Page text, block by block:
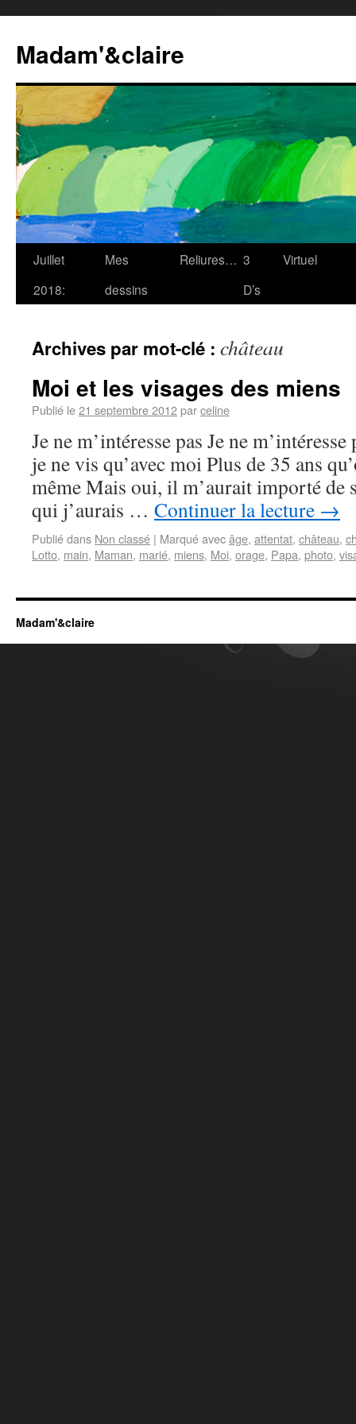
Madam'&claire
Juillet
2018:
Mes
dessins
Reliures… 3
D’s
Virtuel
Archives par mot-clé : château
Moi et les visages des miens
Publié le21 septembre 2012parceline
Je ne m’intéresse pas Je ne
je ne vis qu’avec moi Plus de 35 ans
même Mais oui, il m’aurait importé de
qui j’aurais … Continuer la lecture →
Publié dans Non classé | Marqué avecâge, attentat, château,
Lotto, main, Maman, marié, miens, Moi, orage, Papa, photo,
Madam'&claire